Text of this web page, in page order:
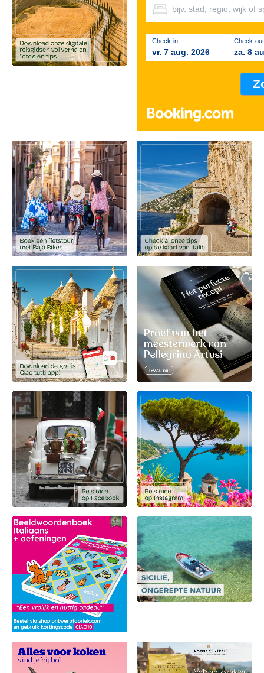
Check-in
vr. 7 aug. 2026
Check-out
za. 8